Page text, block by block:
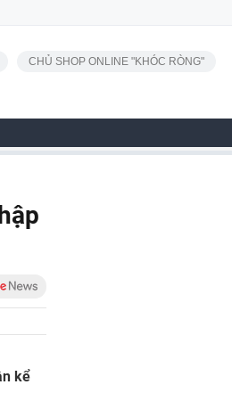
CHỦ SHOP ONLINE "KHÓC RÒNG"
kể